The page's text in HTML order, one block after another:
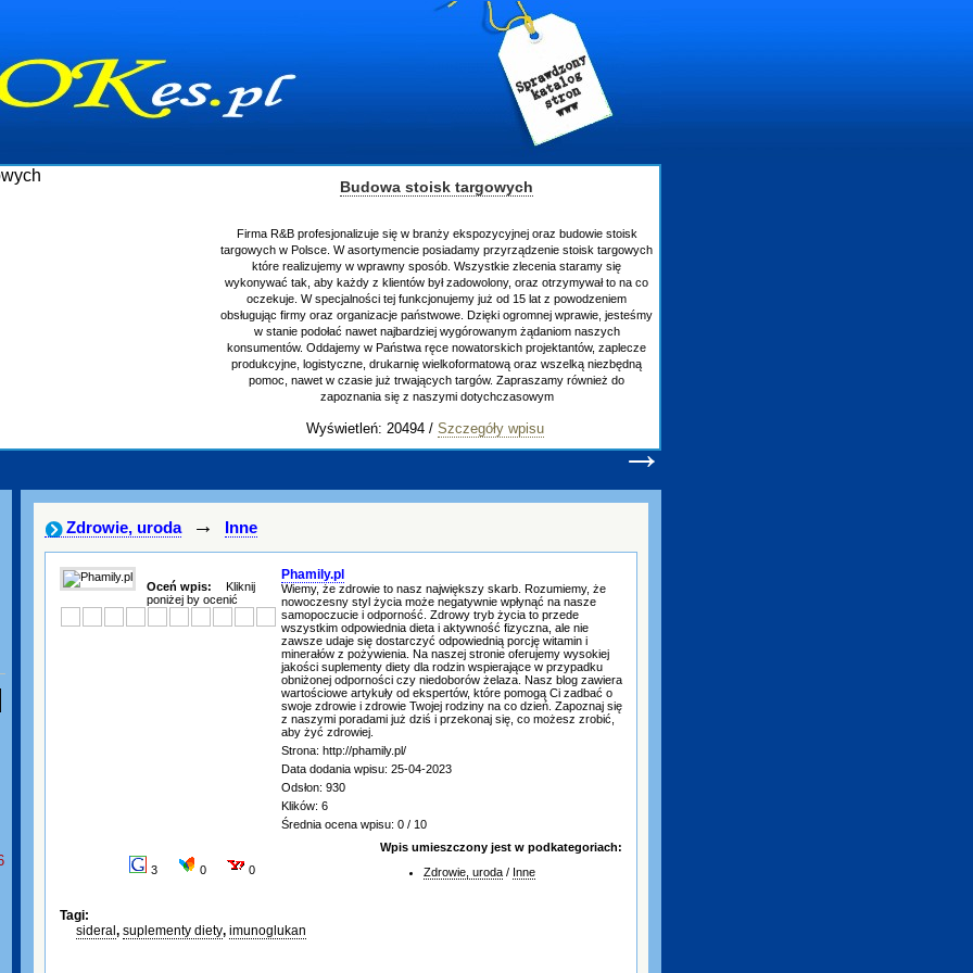
Budowa stoisk targowych
Firma R&B profesjonalizuje się w branży ekspozycyjnej oraz budowie stoisk
targowych w Polsce. W asortymencie posiadamy przyrządzenie stoisk targowych
które realizujemy w wprawny sposób. Wszystkie zlecenia staramy się
wykonywać tak, aby każdy z klientów był zadowolony, oraz otrzymywał to na co
oczekuje. W specjalności tej funkcjonujemy już od 15 lat z powodzeniem
obsługując firmy oraz organizacje państwowe. Dzięki ogromnej wprawie, jesteśmy
w stanie podołać nawet najbardziej wygórowanym żądaniom naszych
konsumentów. Oddajemy w Państwa ręce nowatorskich projektantów, zaplecze
produkcyjne, logistyczne, drukarnię wielkoformatową oraz wszelką niezbędną
pomoc, nawet w czasie już trwających targów. Zapraszamy również do
zapoznania się z naszymi dotychczasowym
Wyświetleń: 20494 / Szczegóły wpisu
→
Zdrowie, uroda → Inne
Oceń wpis:
Kliknij
poniżej by ocenić
Phamily.pl
Wiemy, że zdrowie to nasz największy skarb. Rozumiemy, że
nowoczesny styl życia może negatywnie wpłynąć na nasze
samopoczucie i odporność. Zdrowy tryb życia to przede
wszystkim odpowiednia dieta i aktywność fizyczna, ale nie
zawsze udaje się dostarczyć odpowiednią porcję witamin i
minerałów z pożywienia. Na naszej stronie oferujemy wysokiej
jakości suplementy diety dla rodzin wspierające w przypadku
obniżonej odporności czy niedoborów żelaza. Nasz blog zawiera
wartościowe artykuły od ekspertów, które pomogą Ci zadbać o
swoje zdrowie i zdrowie Twojej rodziny na co dzień. Zapoznaj się
z naszymi poradami już dziś i przekonaj się, co możesz zrobić,
aby żyć zdrowiej.
Strona: http://phamily.pl/
Data dodania wpisu: 25-04-2023
Odsłon: 930
Klików: 6
Średnia ocena wpisu: 0 / 10
3 0 0
Wpis umieszczony jest w podkategoriach:
Zdrowie, uroda / Inne
Tagi:
sideral , suplementy diety, imunoglukan